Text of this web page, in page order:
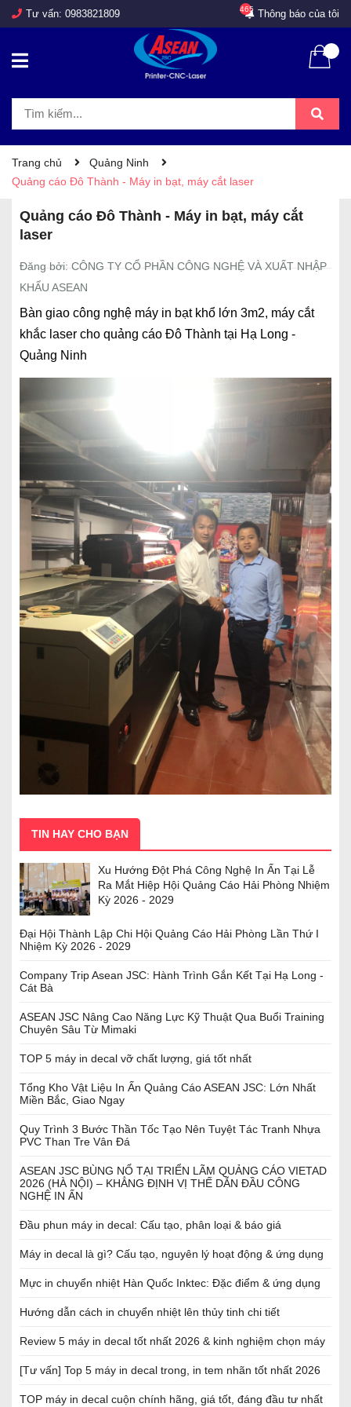
Tư vấn: 0983821809 Thông báo của tôi
465
Trang chủ
Quảng Ninh
Quảng cáo Đô Thành - Máy in bạt, máy cắt laser
Quảng cáo Đô Thành - Máy in bạt, máy cắt
laser
Đăng bởi: CÔNG TY CỔ PHẦN CÔNG NGHỆ VÀ XUẤT NHẬP
KHẨU ASEAN
Bàn giao công nghệ máy in bạt khổ lớn 3m2, máy cắt
khắc laser cho quảng cáo Đô Thành tại Hạ Long -
Quảng Ninh
TIN HAY CHO BẠN
Xu Hướng Đột Phá Công Nghệ In Ấn Tại Lễ
Ra Mắt Hiệp Hội Quảng Cáo Hải Phòng Nhiệm
Kỳ 2026 - 2029
Đại Hội Thành Lập Chi Hội Quảng Cáo Hải Phòng Lần Thứ I
Nhiệm Kỳ 2026 - 2029
Company Trip Asean JSC: Hành Trình Gắn Kết Tại Hạ Long -
Cát Bà
ASEAN JSC Nâng Cao Năng Lực Kỹ Thuật Qua Buổi Training
Chuyên Sâu Từ Mimaki
TOP 5 máy in decal vỡ chất lượng, giá tốt nhất
Tổng Kho Vật Liệu In Ấn Quảng Cáo ASEAN JSC: Lớn Nhất
Miền Bắc, Giao Ngay
Quy Trình 3 Bước Thần Tốc Tạo Nên Tuyệt Tác Tranh Nhựa
PVC Than Tre Vân Đá
ASEAN JSC BÙNG NỔ TẠI TRIỂN LÃM QUẢNG CÁO VIETAD
2026 (HÀ NỘI) – KHẲNG ĐỊNH VỊ THẾ DẪN ĐẦU CÔNG
NGHỆ IN ẤN
Đầu phun máy in decal: Cấu tạo, phân loại & báo giá
Máy in decal là gì? Cấu tạo, nguyên lý hoạt động & ứng dụng
Mực in chuyển nhiệt Hàn Quốc Inktec: Đặc điểm & ứng dụng
Hướng dẫn cách in chuyển nhiệt lên thủy tinh chi tiết
Review 5 máy in decal tốt nhất 2026 & kinh nghiệm chọn máy
[Tư vấn] Top 5 máy in decal trong, in tem nhãn tốt nhất 2026
TOP máy in decal cuộn chính hãng, giá tốt, đáng đầu tư nhất